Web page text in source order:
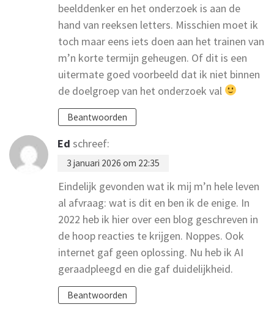
beelddenker en het onderzoek is aan de
hand van reeksen letters. Misschien moet ik
toch maar eens iets doen aan het trainen van
m’n korte termijn geheugen. Of dit is een
uitermate goed voorbeeld dat ik niet binnen
de doelgroep van het onderzoek val
Beantwoorden
Ed schreef:
3 januari 2026 om 22:35
Eindelijk gevonden wat ik mij m’n hele leven
al afvraag: wat is dit en ben ik de enige. In
2022 heb ik hier over een blog geschreven in
de hoop reacties te krijgen. Noppes. Ook
internet gaf geen oplossing. Nu heb ik AI
geraadpleegd en die gaf duidelijkheid.
Beantwoorden